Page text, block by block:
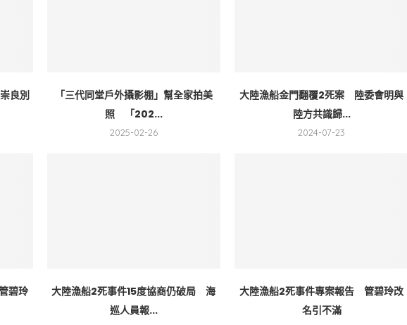
良別
「三代同堂戶外攝影棚」幫全家拍美
照 「202...
2025-02-26
大陸漁船金門翻覆2死案 陸委會明與
陸方共識歸...
2024-07-23
碧玲
大陸漁船2死事件15度協商仍破局 海
巡人員報...
大陸漁船2死事件專案報告 管碧玲改
名引不滿